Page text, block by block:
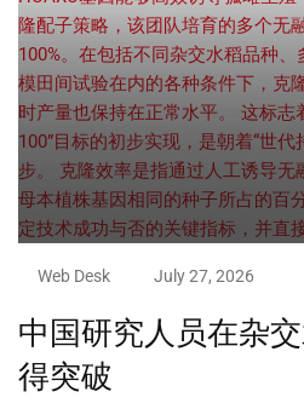
Web Desk July 27, 2026
中国研究人员在杂
得突破